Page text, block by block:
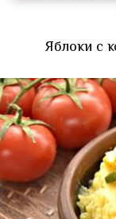
Яблоки с